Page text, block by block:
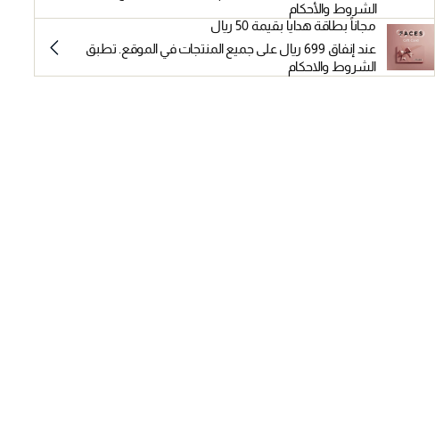
الشروط والأحكام
مجاناً بطاقة هدايا بقيمة 50 ريال
عند إنفاق 699 ريال على جميع المنتجات في الموقع. تطبق
الشروط والاحكام